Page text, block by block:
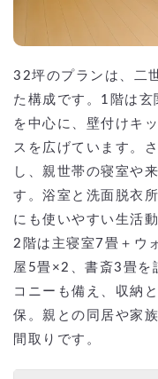
32坪のプランは、二
た構成です。1階は
を中心に、壁付けキ
スを広げています。
し、親世帯の寝室や
す。浴室と洗面脱衣
にも使いやすい生活
2階は主寝室7畳＋ウ
屋5畳×2、書斎3畳を
コニーも備え、収納
保。親との同居や家
間取りです。